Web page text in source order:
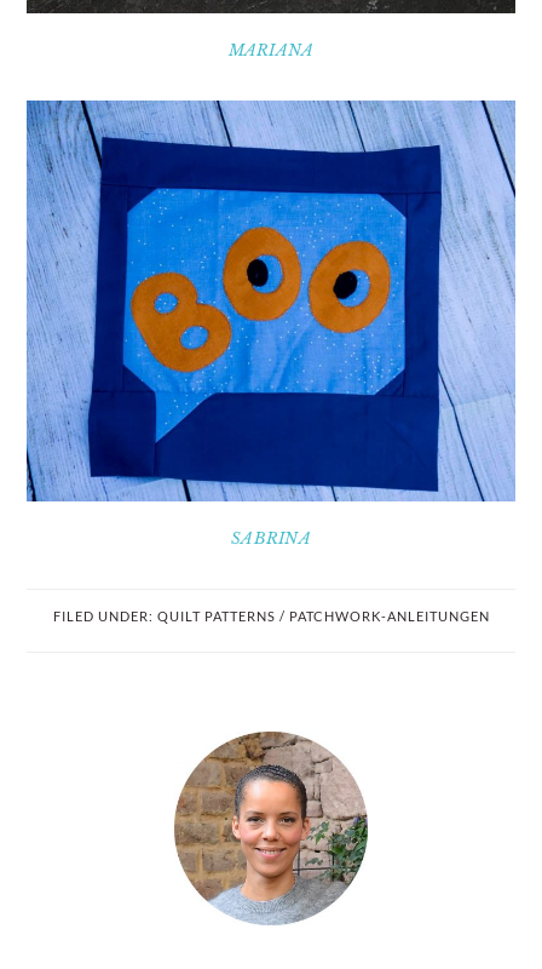
MARIANA
SABRINA
FILED UNDER: QUILT PATTERNS / PATCHWORK-ANLEITUNGEN